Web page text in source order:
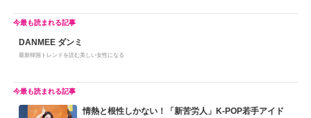
DANMEE ダンミ
最新韓国トレンドを読む美しい女性になる
情熱と根性しかない！「新苦労人」K-POP若手アイド